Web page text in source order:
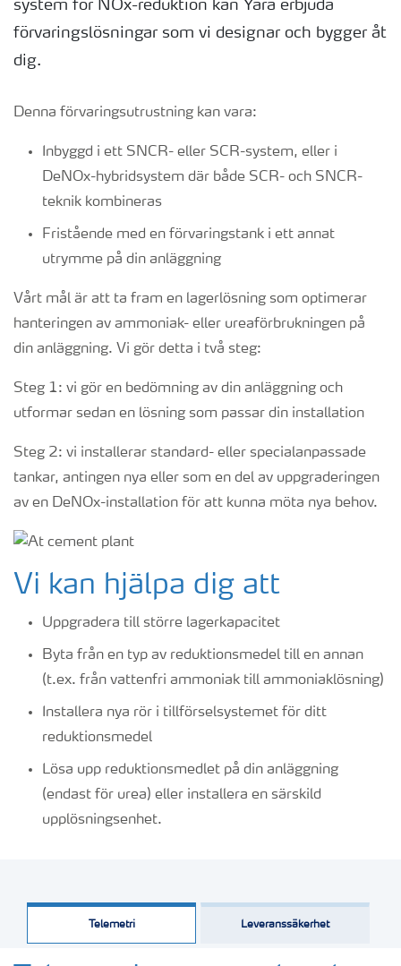
system för NOx-reduktion kan Yara erbjuda
förvaringslösningar som vi designar och bygger åt
dig.
Denna förvaringsutrustning kan vara:
Inbyggd i ett SNCR- eller SCR-system, eller i
DeNOx-hybridsystem där både SCR- och SNCR-
teknik kombineras
Fristående med en förvaringstank i ett annat
utrymme på din anläggning
Vårt mål är att ta fram en lagerlösning som optimerar
hanteringen av ammoniak- eller ureaförbrukningen på
din anläggning. Vi gör detta i två steg:
Steg 1: vi gör en bedömning av din anläggning och
utformar sedan en lösning som passar din installation
Steg 2: vi installerar standard- eller specialanpassade
tankar, antingen nya eller som en del av uppgraderingen
av en DeNOx-installation för att kunna möta nya behov.
Vi kan hjälpa dig att
Uppgradera till större lagerkapacitet
Byta från en typ av reduktionsmedel till en annan
(t.ex. från vattenfri ammoniak till ammoniaklösning)
Installera nya rör i tillförselsystemet för ditt
reduktionsmedel
Lösa upp reduktionsmedlet på din anläggning
(endast för urea) eller installera en särskild
upplösningsenhet.
Telemetri Leveranssäkerhet